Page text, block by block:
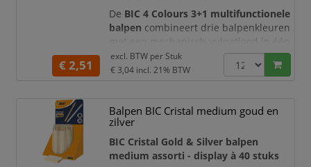
De BIC 4 Colours 3+1 multifunctionele
balpen combineert drie balpenkleuren
compacte witte houder. Met de
afzonderlijke schuifknoppen wisselt u
mm. Hierdoor heeft u voor schrijven,
corrigeren, rekenen en schetsen
slechts één schrijfinstrument nodig.
De
€ 2,51
excl. BTW per Stuk
€ 3,04 incl. 21% BTW
Balpen BIC Cristal medium goud en
zilver
BIC Cristal Gold & Silver balpen
medium assorti - display à 40 stuks